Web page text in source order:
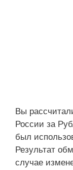
Вы
России за
был
Результат
случае